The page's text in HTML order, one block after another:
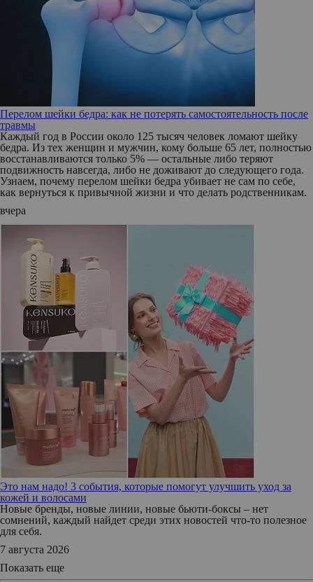
Перелом шейки бедра: как не потерять самостоятельность после
травмы
Каждый год в России около 125 тысяч человек ломают шейку
бедра. Из тех женщин и мужчин, кому больше 65 лет, полностью
восстанавливаются только 5% — остальные либо теряют
подвижность навсегда, либо не доживают до следующего года.
Узнаем, почему перелом шейки бедра убивает не сам по себе,
как вернуться к привычной жизни и что делать родственникам.
вчера
Это нам надо! 3 события, которые помогут улучшить уход за
кожей и волосами
Новые бренды, новые линии, новые бьюти-боксы – нет
сомнений, каждый найдет среди этих новостей что-то полезное
для себя.
7 августа 2026
Показать еще